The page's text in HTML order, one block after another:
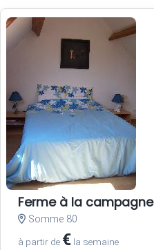
Ferme à la campagne
Somme 80
à partir de € la semaine